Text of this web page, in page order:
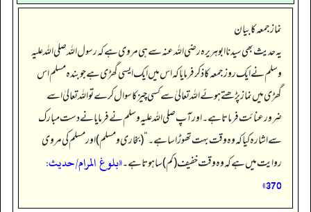
نماز جمعہ کا بیان
یہ حدیث بھی سیدنا ابوہریرہ رضی اللہ عنہ سے ہی مروی ہے کہ رسول اللہ صلی اللہ علیہ
وسلم نے ایک روز جمعہ کا ذکر فرمایا کہ اس میں ایک ایسی گھڑی ہے جو بندہ مسلم اس
گھڑی میں نماز پڑھتے ہوئے اللہ تعالیٰ سے کسی چیز کا سوال کرے تو اللہ تعالیٰ اسے
ضرور عنائت فرماتا ہے۔ اور آپ صلی اللہ علیہ وسلم نے فرمایا نے دست مبارک
سے اشارہ کیا کہ وہ وقت بہت تھوڑا سا ہے۔“(بخاری و مسلم) اور مسلم کی مروی
روایت میں ہے کہ وہ وقت خفیف (کم) سا ہوتا ہے۔«بلوغ المرام/حدیث:
370»